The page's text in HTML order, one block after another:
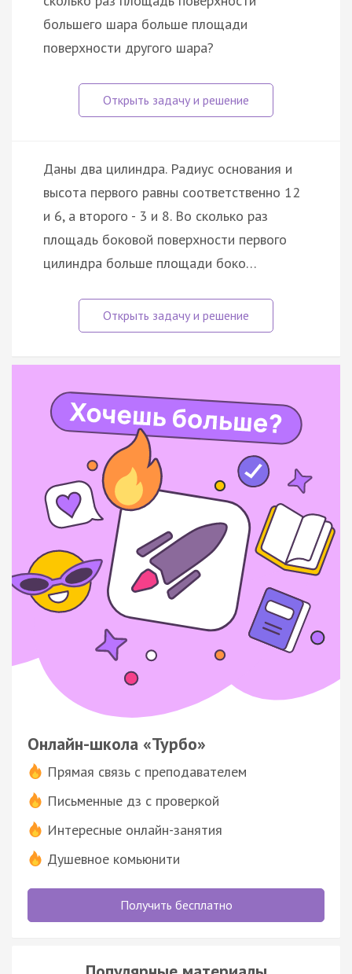
большего шара больше площади
поверхности другого шара?
Даны два цилиндра. Радиус основания и
высота первого равны соответственно 12
и 6, а второго - 3 и 8. Во сколько раз
площадь боковой поверхности первого
цилиндра больше площади боко…
Онлайн-школа «Турбо»
Прямая связь с преподавателем
Письменные дз с проверкой
Интересные онлайн-занятия
Душевное комьюнити
Получить бесплатно